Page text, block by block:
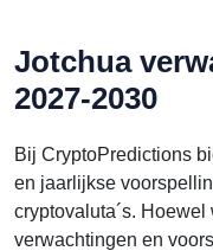
Jotchua
2027-2030
Bij CryptoPredictions
en jaarlijkse
cryptovaluta´s.
verwachtingen en